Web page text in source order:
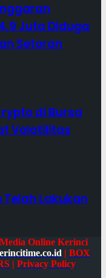
Juta Diduga
Setoran
di Bursa
Volatilitas
Telah Lakukan
Online Kerinci
| BOX
| Privacy Policy